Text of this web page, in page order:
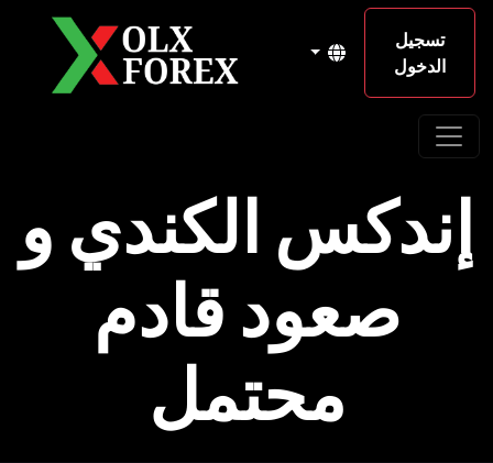
تسجيل
الدخول
إندكس الكندي و
صعود قادم
محتمل